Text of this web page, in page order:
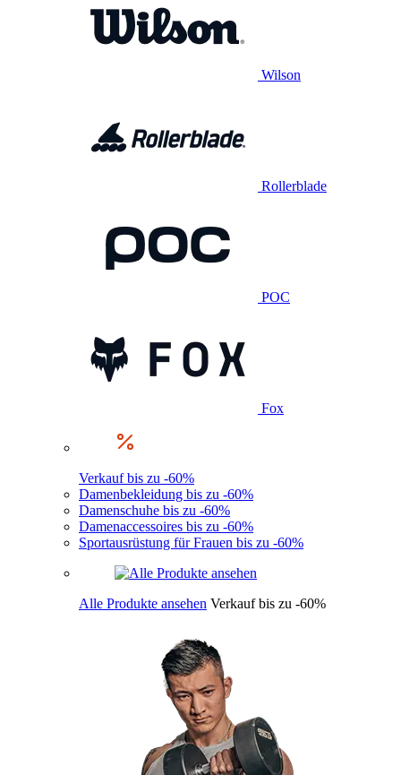
Wilson
Rollerblade
POC
Fox
Verkauf bis zu -60%
Damenbekleidung bis zu -60%
Damenschuhe bis zu -60%
Damenaccessoires bis zu -60%
Sportausrüstung für Frauen bis zu -60%
Alle Produkte ansehen Verkauf bis zu -60%